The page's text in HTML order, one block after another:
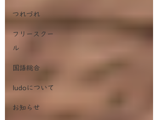
つれづれ
フリースクー
ル
国語総合
ludoについて
お知らせ